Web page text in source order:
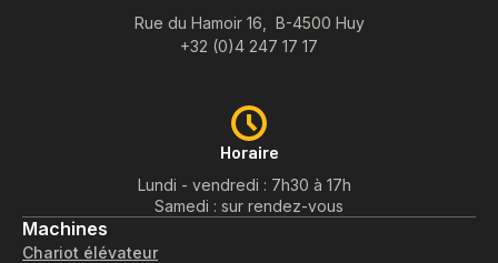
Rue du Hamoir 16, B-4500 Huy
+32 (0)4 247 17 17
Horaire
Lundi - vendredi : 7h30 à 17h
Samedi : sur rendez-vous
Machines
Chariot élévateur